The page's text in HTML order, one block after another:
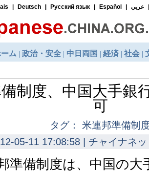
制度、中国大手銀
可
タグ： 米連邦準備制
05-11 17:08:58 | チャイナネ
準備制度は、中国の大